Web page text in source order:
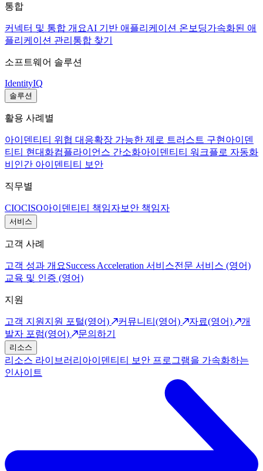
통합
커넥터 및 통합 개요AI 기반 애플리케이션 온보딩가속화된 애
플리케이션 관리 통합 찾기
소프트웨어 솔루션
IdentityIQ
솔루션
활용 사례별
아이덴티티 위협 대응확장 가능한 제로 트러스트 구현 아이덴
티티 현대화컴플라이언스 간소화아이덴티티 워크플로 자동화
비인간 아이덴티티 보안
직무별
CIOCISO아이덴티티 책임자보안 책임자
서비스
고객 사례
고객 성과 개요Success Acceleration 서비스전문 서비스 (영어)
교육 및 인증 (영어)
지원
고객 지원 지원 포털(영어) 커뮤니티(영어) 자료(영어)
개
발자 포럼(영어)
문의하기
리소스
리소스 라이브러리 아이덴티티 보안 프로그램을 가속화하는
인사이트